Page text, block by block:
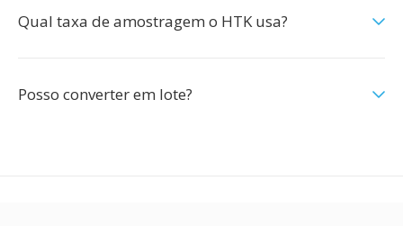
Qual taxa de amostragem o HTK usa?
Posso converter em lote?